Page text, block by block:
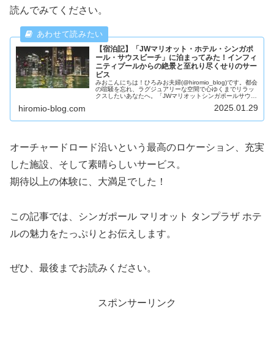
読んでみてください。
【宿泊記】「JWマリオット・ホテル・シンガポ
ール・サウスビーチ」に泊まってみた！インフィ
ニティプールからの絶景と至れり尽くせりのサー
ビス
みおこんにちは！ひろみお夫婦(@hiromio_blog)です。都会
の喧騒を忘れ、ラグジュアリーな空間で心ゆくまでリラッ
クスしたいあなたへ。「JWマリオットシンガポールサウス
hiromio-blog.com 2025.01.29
オーチャードロード沿いという最高のロケーション、充実
した施設、そして素晴らしいサービス。
期待以上の体験に、大満足でした！
この記事では、シンガポール マリオット タンプラザ ホテ
ルの魅力をたっぷりとお伝えします。
ぜひ、最後までお読みください。
スポンサーリンク